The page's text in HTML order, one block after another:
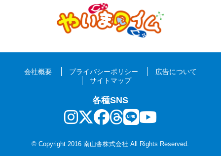
会社概要 プライバシーポリシー
広告について
サイトマップ
各種SNS
© Copyright 2016 南山舎株式会社 All Rights Reserved.